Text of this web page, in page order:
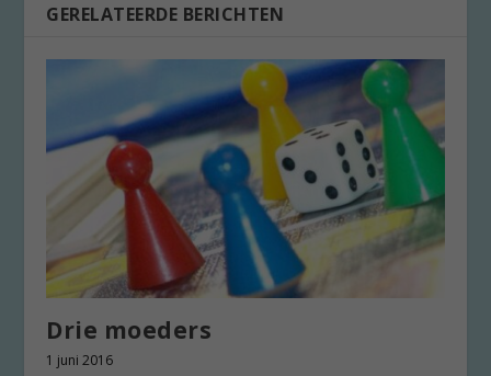
GERELATEERDE BERICHTEN
Drie moeders
1 juni 2016